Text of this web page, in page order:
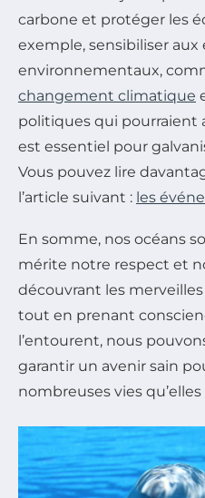
carbone et protéger les
exemple, sensibiliser aux
environnementaux,
changement climatique
politiques qui pourraient
est essentiel pour
Vous pouvez lire
l’article suivant : les
En somme, nos océans
mérite notre respect et
découvrant les
tout en prenant
l’entourent, nous
garantir un avenir sain
nombreuses vies